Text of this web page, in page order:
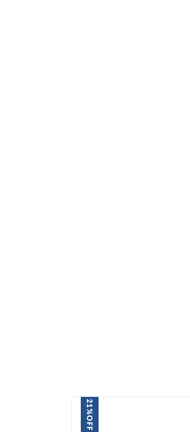
21%
OFF